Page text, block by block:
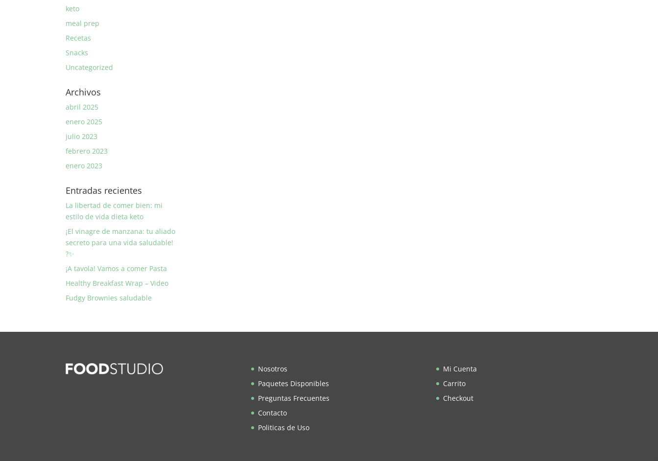
keto
meal prep
Recetas
Snacks
Uncategorized
Archivos
abril 2025
enero 2025
julio 2023
febrero 2023
enero 2023
Entradas recientes
La libertad de comer bien: mi
estilo de vida dieta keto
¡El vinagre de manzana: tu aliado
secreto para una vida saludable!
?✨
¡A tavola! Vamos a comer Pasta
Healthy Breakfast Wrap – Video
Fudgy Brownies saludable
Nosotros
Paquetes Disponibles
Preguntas Frecuentes
Contacto
Politicas de Uso
Mi Cuenta
Carrito
Checkout